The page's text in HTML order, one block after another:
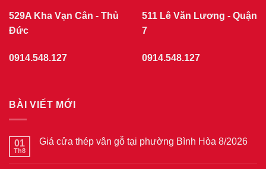
529A Kha Vạn Cân - Thủ
Đức
0914.548.127
511 Lê Văn Lương - Quận
7
0914.548.127
BÀI VIẾT MỚI
01
Th8
Giá cửa thép vân gỗ tại phường Bình Hòa 8/2026